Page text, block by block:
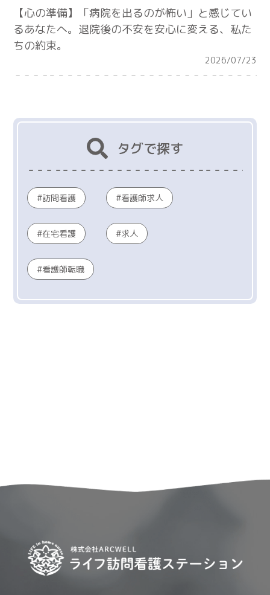
【心の準備】「病院を出るのが怖い」と感じてい
るあなたへ。退院後の不安を安心に変える、私た
ちの約束。
2026/07/23
タグで探す
訪問看護 看護師求人
在宅看護 求人
看護師転職